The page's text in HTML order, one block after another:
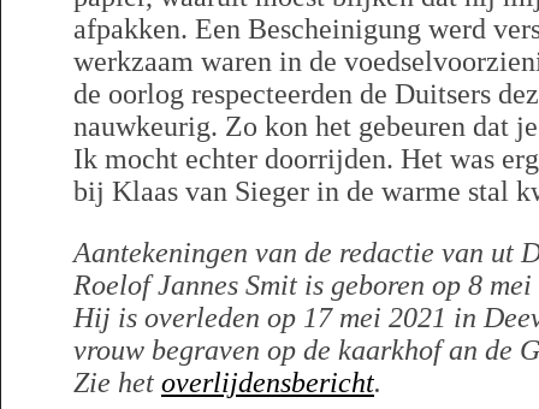
afpakken. Een Bescheinigung werd
werkzaam waren in de
de oorlog respecteerden de Duitsers
nauwkeurig. Zo kon het gebeuren dat
Ik mocht echter doorrijden. Het was
bij Klaas van Sieger in de warme stal
Aantekeningen van de redactie van ut
Roelof Jannes Smit is geboren op 8
Hij is overleden op 17 mei 2021 in
vrouw begraven op de kaarkhof an de
Zie het overlijdensbericht.